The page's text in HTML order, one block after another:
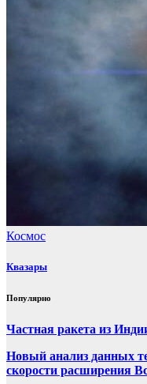
Космос
Квазары
Популярно
Частная ракета из
Новый анализ данных
скорости расширения